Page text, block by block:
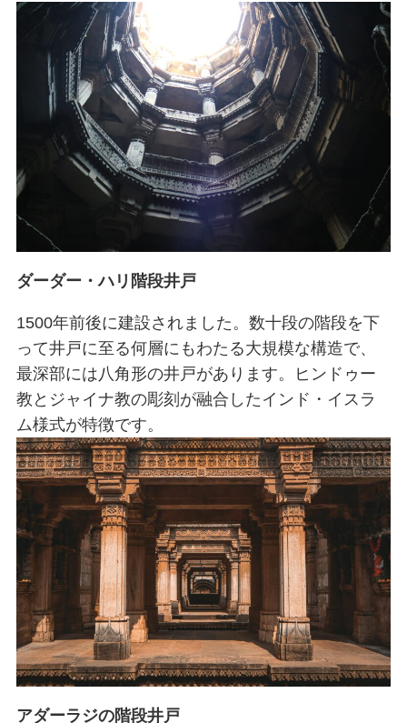
ダーダー・ハリ階段井戸
1500年前後に建設されました。数十段の階段を下
って井戸に至る何層にもわたる大規模な構造で、
最深部には八角形の井戸があります。ヒンドゥー
教とジャイナ教の彫刻が融合したインド・イスラ
ム様式が特徴です。
アダーラジの階段井戸